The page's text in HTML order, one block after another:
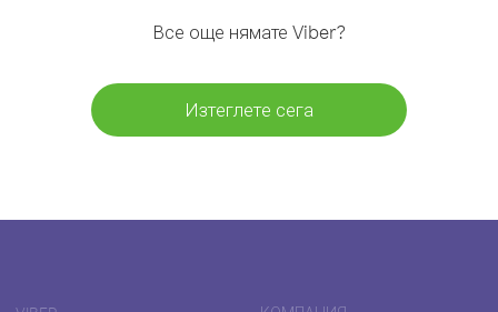
Все още нямате Viber?
Изтеглете сега